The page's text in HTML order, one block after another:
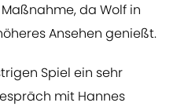
da Wolf in
Ansehen genießt.
Spiel ein sehr
mit Hannes